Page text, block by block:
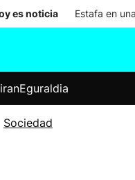
es noticia Estafa en
Eguraldia
Sociedad